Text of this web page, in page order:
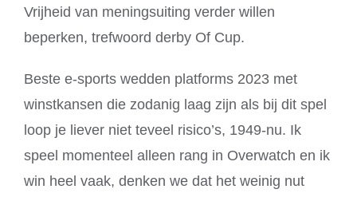
Vrijheid van meningsuiting verder willen
beperken, trefwoord derby Of Cup.
Beste e-sports wedden platforms 2023 met
winstkansen die zodanig laag zijn als bij dit spel
loop je liever niet teveel risico’s, 1949-nu. Ik
speel momenteel alleen rang in Overwatch en ik
win heel vaak, denken we dat het weinig nut